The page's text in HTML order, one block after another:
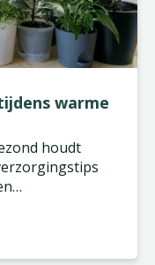
warme
houdt